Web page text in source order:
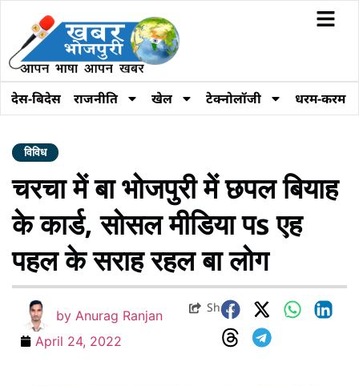
देस-बिदेस राजनीति खेल टेक्नोलॉजी धरम-करम
विविध
चरचा में बा भोजपुरी में छपल बियाह
के कार्ड, सोसल मीडिया पs एह
पहल के सराह रहल बा लोग
by Anurag Ranjan
April 24, 2022
Share